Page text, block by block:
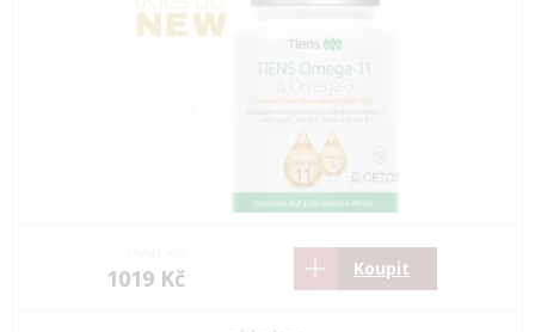
1019 Kč Koupit